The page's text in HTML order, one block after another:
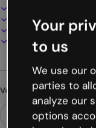
Ajoutez audio, vidéo
Présentez, partagez
Téléchargez en
Vous cherchez autre
Your
to us
We use our
parties to
analyze our
options